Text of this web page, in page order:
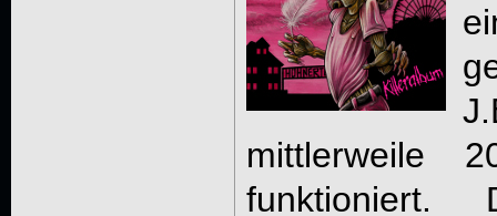
mittlerweile
funktioniert.